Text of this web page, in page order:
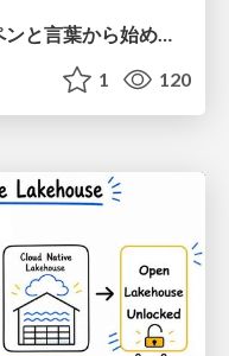
1 120